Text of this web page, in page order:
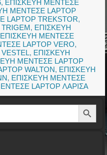
, ΕΠΙΣΚΕΥΗ ΜΕΝΤΕΣΕ
ΜΕΝΤΕΣΕ LAPTOP
TREKSTOR,
, ΕΠΙΣΚΕΥΗ
ΕΠΙΣΚΕΥΗ ΜΕΝΤΕΣΕ
LAPTOP VERO,
, ΕΠΙΣΚΕΥΗ
ΜΕΝΤΕΣΕ LAPTOP
WALTON, ΕΠΙΣΚΕΥΗ
, ΕΠΙΣΚΕΥΗ ΜΕΝΤΕΣΕ
LAPTOP ΛΑΡΙΣΑ
Search Button